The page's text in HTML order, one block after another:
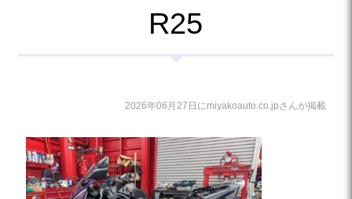
R25
2026年06月27日にmiyakoauto.co.jpさんが掲載